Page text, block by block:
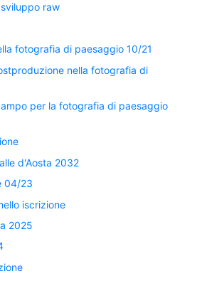
raw
fotografia di paesaggio 10/21
nella fotografia di
per la fotografia di paesaggio
d'Aosta 2032
04/23
iscrizione
2025